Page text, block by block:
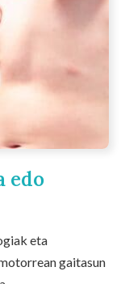
edo
eta
gaitasun